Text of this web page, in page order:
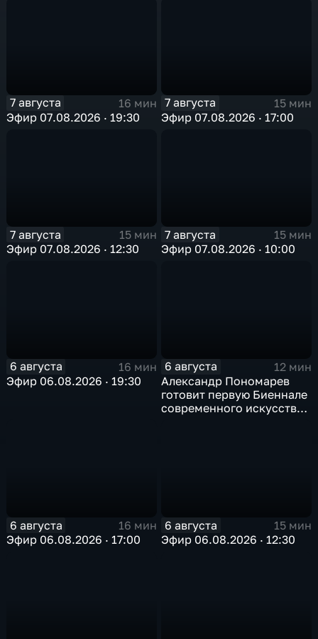
7 августа
16 мин
Эфир 07.08.2026 · 19:30
7 августа
15 мин
Эфир 07.08.2026 · 17:00
7 августа
15 мин
Эфир 07.08.2026 · 12:30
7 августа
15 мин
Эфир 07.08.2026 · 10:00
6 августа
16 мин
Эфир 06.08.2026 · 19:30
6 августа
12 мин
Александр Пономарев
готовит первую Биеннале
современного искусства
6 августа
16 мин
Эфир 06.08.2026 · 17:00
6 августа
15 мин
Эфир 06.08.2026 · 12:30